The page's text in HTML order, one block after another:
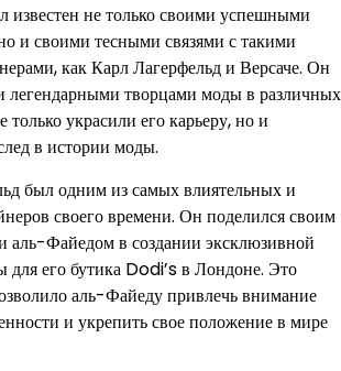
не только своими успешными
и своими тесными связями с такими
как Карл Лагерфельд и Версаче. Он
легендарными творцами моды в различных
только украсили его карьеру, но и
в истории моды.
был одним из самых влиятельных и
своего времени. Он поделился своим
аль-Файедом в создании эксклюзивной
для его бутика Dodi’s в Лондоне. Это
аль-Файеду привлечь внимание
и укрепить свое положение в мире